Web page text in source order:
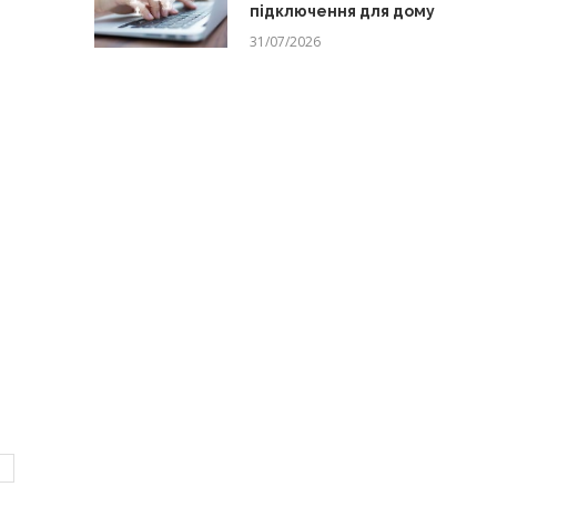
підключення для дому
31/07/2026